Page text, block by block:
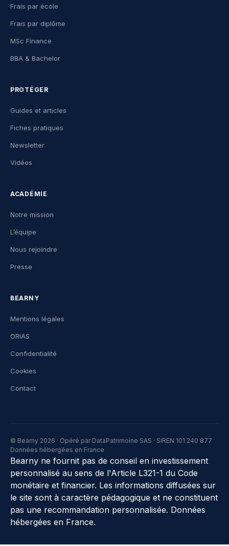
Frais par école
Frais par diplôme
MSc Finance
BBA & Bachelor
PROTÉGER
Guides et articles
Fiches pratiques
Newsletter
Vidéos
ACADÉMIE
Notre mission
L’équipe
Nous rejoindre
Presse
BEARNY
Mentions légales
ORIAS
Confidentialité
Cookies
Contact
© Bearny 2026 · Opéré par DataPatrimoine SAS · SIREN 101 240 877
Données hébergées en France
Bearny ne fournit pas de conseil en investissement
personnalisé au sens de l'Article L321-1 du Code
monétaire et financier. Les informations diffusées sur
le site sont à caractère pédagogique et ne constituent
pas une recommandation personnalisée. Données
hébergées en France.